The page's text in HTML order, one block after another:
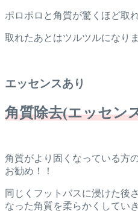
ポロポロと角質が驚くほど取
取れたあとはツルツルになり
エッセンスあり
角質除去(エッセン
角質がより固くなっている方
お勧め！！
同じくフットバスに浸けた後
なった角質を柔らかくしてい